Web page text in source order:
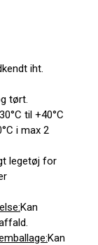
iht.
tørt.
til +40°C
i max 2
legetøj for
Kan
Kan